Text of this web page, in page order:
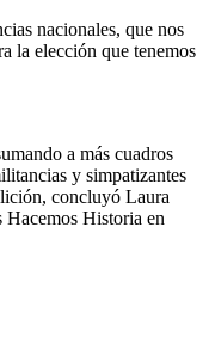
nacionales, que nos
la elección que tenemos
a más cuadros
y simpatizantes
concluyó Laura
Historia en